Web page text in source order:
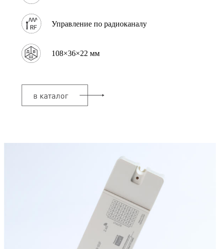
Управление по радиоканалу
108×36×22 мм